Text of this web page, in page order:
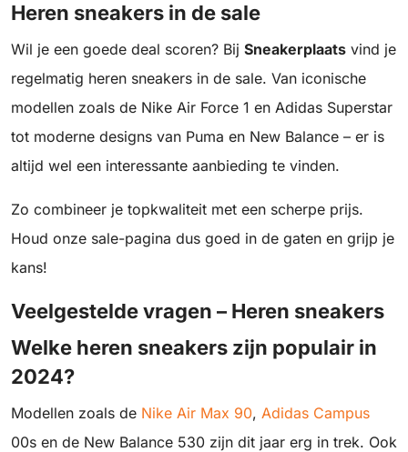
Heren sneakers in de sale
Wil je een goede deal scoren? Bij Sneakerplaats vind je
regelmatig heren sneakers in de sale. Van iconische
modellen zoals de Nike Air Force 1 en Adidas Superstar
tot moderne designs van Puma en New Balance – er is
altijd wel een interessante aanbieding te vinden.
Zo combineer je topkwaliteit met een scherpe prijs.
Houd onze sale-pagina dus goed in de gaten en grijp je
kans!
Veelgestelde vragen – Heren sneakers
Welke heren sneakers zijn populair in
2024?
Modellen zoals de Nike Air Max 90, Adidas Campus
00s en de New Balance 530 zijn dit jaar erg in trek. Ook